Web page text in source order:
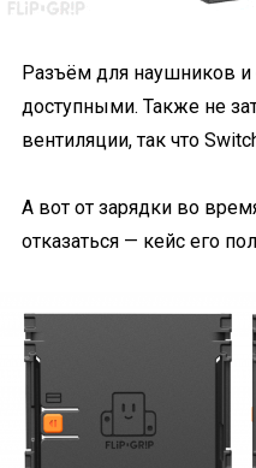
Разъём для наушников и
доступными. Также не
вентиляции, так что
А вот от зарядки во
отказаться — кейс его